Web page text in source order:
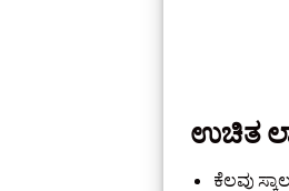
ಉಚಿತ
ಕೆಲವು